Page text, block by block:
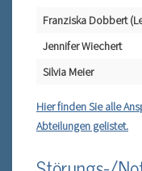
Franziska Dobbert
Jennifer Wiechert
Silvia Meier
Hier finden Sie alle
Abteilungen gelistet.